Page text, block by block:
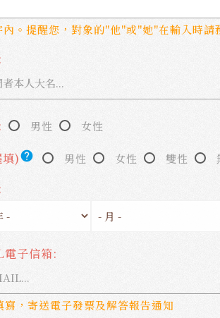
。提醒您，對象的"他"或"她"在輸入時請
男性 女性
)help 男性 女性 雙性
子信箱:
，寄送電子發票及解答報告通知